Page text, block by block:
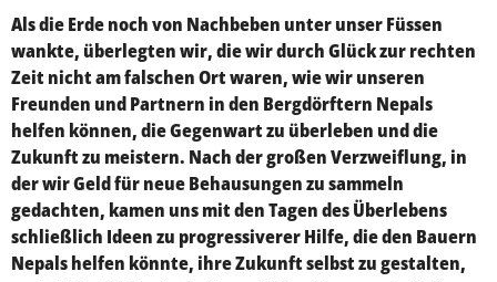
Als die Erde noch von Nachbeben unter unser Füssen
wankte, überlegten wir, die wir durch Glück zur rechten
Zeit nicht am falschen Ort waren, wie wir unseren
Freunden und Partnern in den Bergdörftern Nepals
helfen können, die Gegenwart zu überleben und die
Zukunft zu meistern. Nach der großen Verzweiflung, in
der wir Geld für neue Behausungen zu sammeln
gedachten, kamen uns mit den Tagen des Überlebens
schließlich Ideen zu progressiverer Hilfe, die den Bauern
Nepals helfen könnte, ihre Zukunft selbst zu gestalten,